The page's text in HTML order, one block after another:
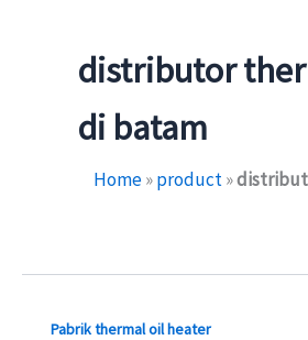
distributor
di batam
Home»product»
Pabrik thermal oil heater